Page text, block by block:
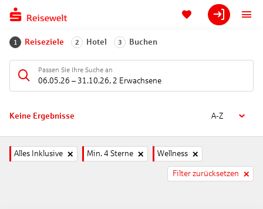
1 Reiseziele 2 Hotel 3 Buchen
Passen Sie Ihre Suche an
06.05.26 – 31.10.26, 2 Erwachsene
Keine Ergebnisse A-Z
Alles Inklusive Min. 4 Sterne Wellness
Filter zurücksetzen